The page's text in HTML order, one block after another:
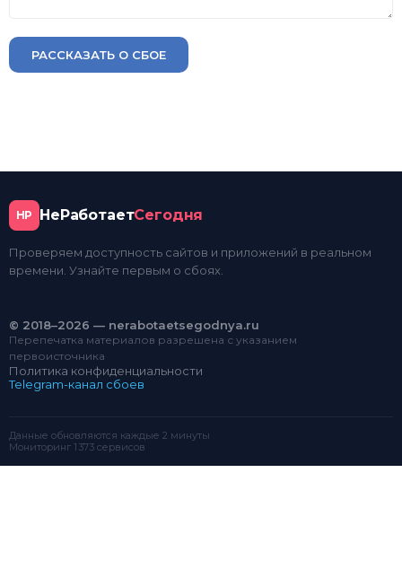
РАССКАЗАТЬ О СБОЕ
НР НеРаботаетСегодня
Проверяем доступность сайтов и приложений в реальном
времени. Узнайте первым о сбоях.
© 2018–2026 — nerabotaetsegodnya.ru
Перепечатка материалов разрешена с указанием
первоисточника
Политика конфиденциальности
Telegram-канал сбоев
Данные обновляются каждые 2 минуты
Мониторинг 1 373 сервисов